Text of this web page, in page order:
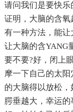
请问我们是要快
证明，大脑的含
有一种方法，能
让大脑的含YANG
要不要?好，闭上
摩一下自己的太
的大脑得以放松
腭垂越大，幸运的